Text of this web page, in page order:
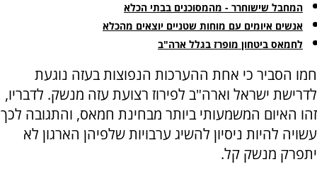
המחבל שישוחרר - מהמסוכנים בבתי הכלא
אנשים איומים עם מוחות שטניים יוצאים מהכלא
לחמאס ביטחון מופרז בגלל ארה"ב
חמו הסביר כי אחת ההערכות הנפוצות בעזה נוגעת
לדרישת ישראל וארה"ב לפירוז רצועת עזה מנשק. לדבריו,
זהו האיום המשמעותי ביותר מבחינת חמאס, והתגובה לכך
עשויה להיות ניסיון להשיג ערבויות שלפיהן הארגון לא
יתפרק מנשק קל.